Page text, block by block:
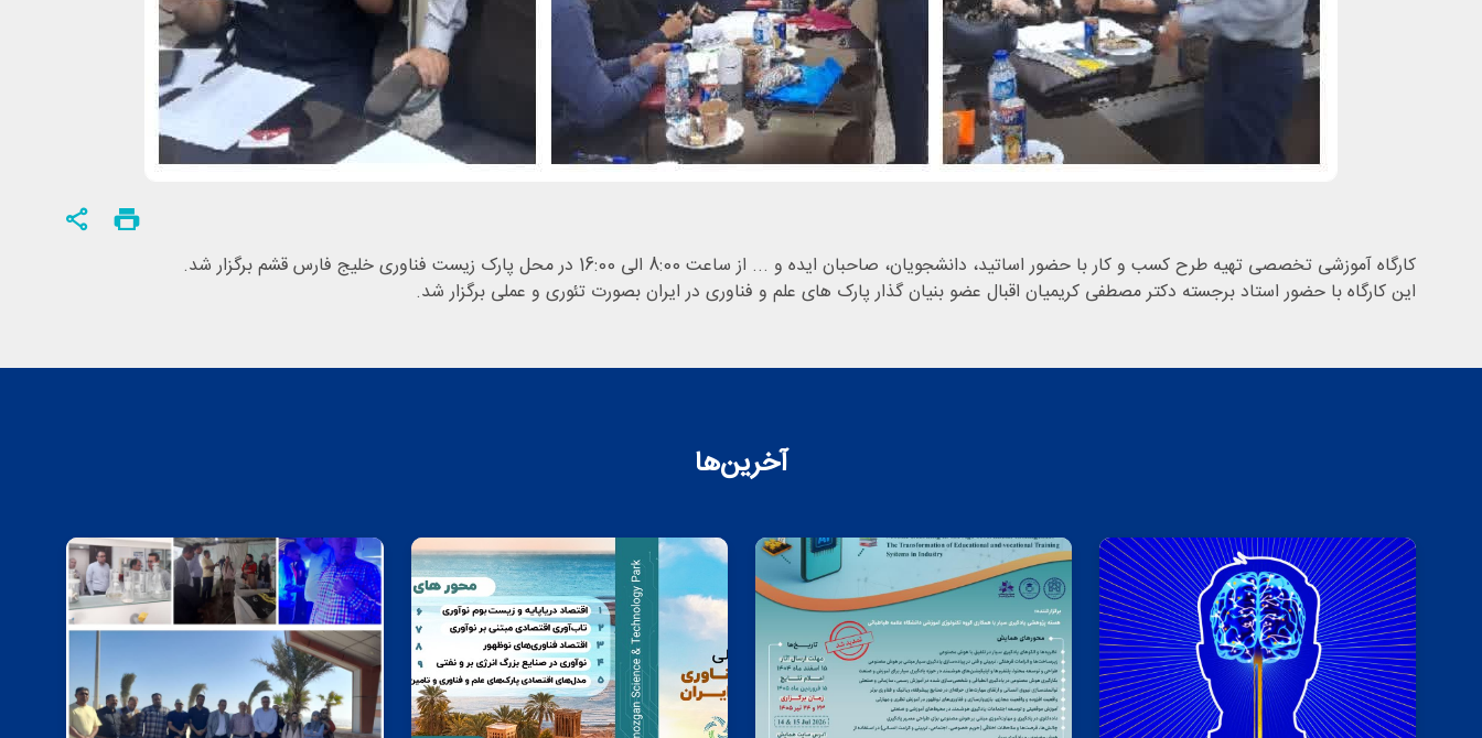
کارگاه آموزشی تخصصی تهیه طرح کسب و کار با حضور اساتید، دانشجویان، صاحبان ایده و ... از ساعت 8:00 الی 16:00 در محل پارک زیست فناوری خلیج فارس قشم برگزار شد.
این کارگاه با حضور استاد برجسته دکتر مصطفی کریمیان اقبال عضو بنیان گذار پارک های علم و فناوری در ایران بصورت تئوری و عملی برگزار شد.
آخرین‌ها